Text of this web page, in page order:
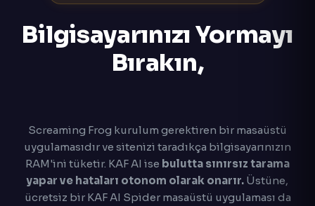
Bilgisayarınızı Yormayı
Bırakın,
Screaming Frog kurulum gerektiren bir masaüstü
uygulamasıdır ve sitenizi taradıkça bilgisayarınızın
RAM'ini tüketir. KAF AI ise bulutta sınırsız tarama
yapar ve hataları otonom olarak onarır. Üstüne,
ücretsiz bir KAF AI Spider masaüstü uygulaması da